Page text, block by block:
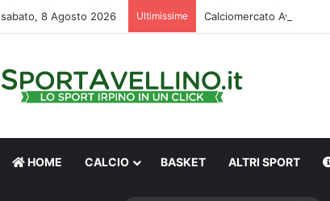
sabato, 8 Agosto 2026 Ultimissime
HOME CALCIO BASKET ALTRI SPORT